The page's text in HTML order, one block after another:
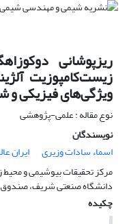
زیست‌کامپوزیت
ویژگی‌های فیزیکی و
نوع مقاله : علمی-پژوهشی
نویسندگان
اسماء سادات وزیری
ایران
مرکز تحقیقات بیوشیمی و
دانشگاه صنعتی شریف، صندوق پستی 11155-11365،
چکیده